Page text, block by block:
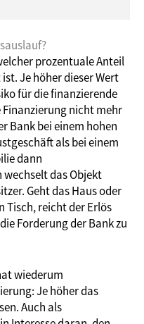
prozentuale Anteil
Je höher dieser Wert
für die finanzierende
Finanzierung nicht mehr
Bank bei einem hohen
als bei einem
dann
das Objekt
Geht das Haus oder
Tisch, reicht der Erlös
Forderung der Bank zu
wiederum
Je höher das
Auch als